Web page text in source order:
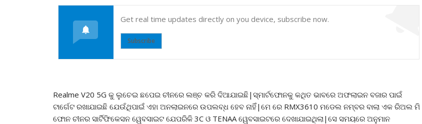
Get real time updates directly on you device, subscribe now.
Subscribe
Realme V20 5G କୁ ଲୁଚେଇ ଛପେଇ ଚୀନରେ ଲଞ୍ଚ କରି ଦିଆଯାଇଛି|ସ୍ମାର୍ଟଫୋନକୁ କଥିତ ଭାବରେ ଅଫଲାଇନ ବଜାର ପାଇଁ
ଟାର୍ଗେଟ ରଖାଯାଇଛି ଯେଉଁଥିପାଇଁ ଏହା ଅନଲାଇନରେ ଉପଲବ୍ଧ ହେବ ନାହିଁ|ମେ ରେ RMX3610 ମଡେଲ ନମ୍ବର ବାଲା ଏକ ରିଅଲ ମି
ଫୋନ ଚୀନର ସାର୍ଟିଫିକେସନ ୱେବସାଇଟ ଯେପରିକି 3C ଓ TENAA ୱେବସାଇଟରେ ଦେଖାଯାଇଥିଲା|ସେ ସମୟରେ ଅନୁମାନ